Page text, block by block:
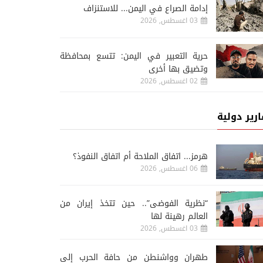
إدامة الصراع في اليمن... للاستنزاف
03 اغسطس, 2026
حرية التعبير في اليمن: تتسع بمحافظة
وتضيق بها أخرى
02 اغسطس, 2026
دولية
هرمز... اتفاق الملاحة أم اتفاق النفوذ؟
06 اغسطس, 2026
“نظرية الفوضى”.. حين تتخذ إيران من
العالم رهينة لها
03 اغسطس, 2026
طهران وواشنطن من حافة الحرب إلى